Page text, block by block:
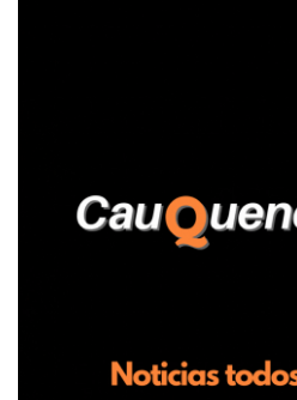
trabajadores, el edil descendió del
confrontación, la habría tomado de
suelo y agredido con golpes de pies y